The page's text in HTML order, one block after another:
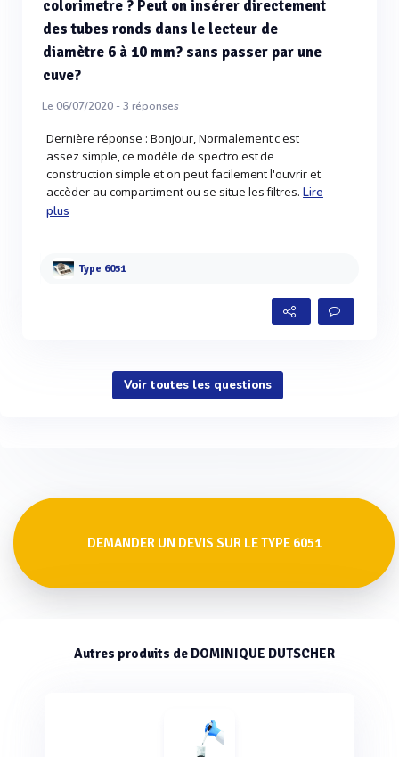
colorimetre ? Peut on insérer directement
des tubes ronds dans le lecteur de
diamètre 6 à 10 mm? sans passer par une
cuve?
Le 06/07/2020 -3 réponses
Dernière réponse : Bonjour, Normalement c'est
assez simple, ce modèle de spectro est de
construction simple et on peut facilement l'ouvrir et
accèder au compartiment ou se situe les filtres.Lire
plus
Type 6051
Voir toutes les questions
DEMANDER UN DEVIS SUR LE TYPE 6051
Autres produits de DOMINIQUE DUTSCHER